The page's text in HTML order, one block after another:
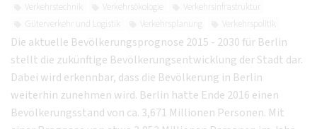
Verkehrstechnik
Verkehrsökologie
Verkehrsinfrastruktur
Güterverkehr und Logistik
Verkehrsplanung Verkehrspolitik
Die aktuelle Bevölkerungsprognose 2015 - 2030 für Berlin
stellt die zukünftige Bevölkerungsentwicklung der Stadt dar.
Dabei wird erkennbar, dass die Bevölkerung in Berlin
weiterhin zunehmen wird. Berlin hatte Ende 2016 einen
Bevölkerungsstand von ca. 3,671 Millionen Personen. Mit